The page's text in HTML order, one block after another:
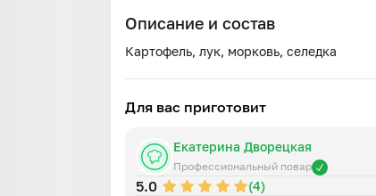
Описание и состав
Для вас приготовит
Екатерина Дворецкая
Профессиональный повар
5.0 (4)